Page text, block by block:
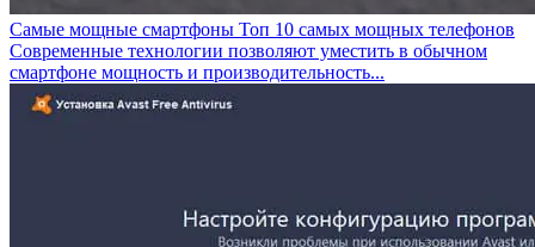
Самые мощные смартфоны Топ 10 самых мощных телефонов
Современные технологии позволяют уместить в обычном
смартфоне мощность и производительность...